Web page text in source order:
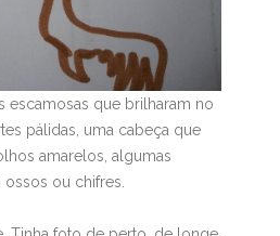
escamosas que brilharam no
pálidas, uma cabeça que
amarelos, algumas
ou chifres.